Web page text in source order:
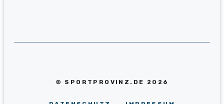
© SPORTPROVINZ.DE 2026